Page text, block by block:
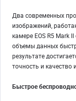
Два современных
изображений,
камере EOS R5 Mark
объемы данных
результате
точность и качество
Быстрое